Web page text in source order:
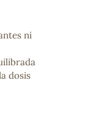
ni
dosis